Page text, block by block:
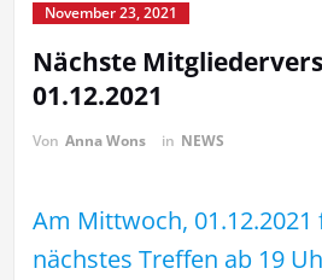
November 23, 2021
Nächste
01.12.2021
Von Anna Wons in NEWS
Am Mittwoch,
nächstes Treffen ab 19